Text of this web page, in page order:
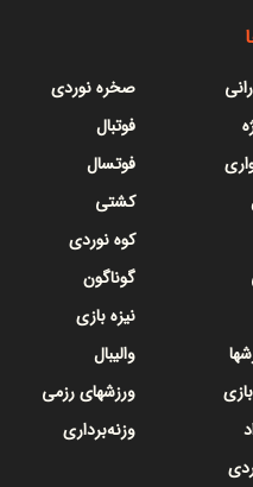
صخره نوردی
فوتبال
فوتسال
کشتی
کوه نوردی
گوناگون
نیزه بازی
والیبال
ورزشهای رزمی
وزنه‌برداری